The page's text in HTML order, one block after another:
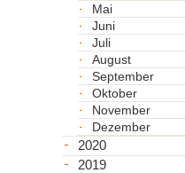
Mai
Juni
Juli
August
September
Oktober
November
Dezember
2020
2019